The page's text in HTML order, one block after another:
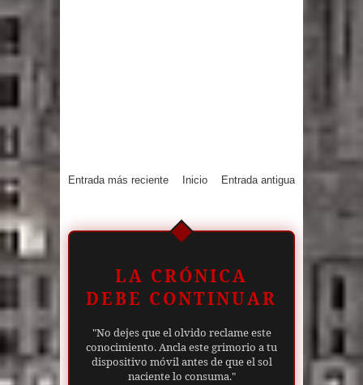
Entrada más reciente Entrada antigua
Inicio
LA CRÓNICA
DEBE CONTINUAR
"No dejes que el olvido reclame este
conocimiento. Ancla este grimorio a tu
dispositivo móvil antes de que el sol
naciente lo consuma."